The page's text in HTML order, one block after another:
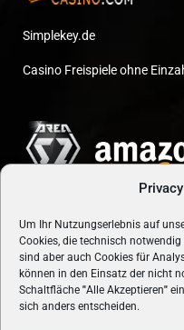
Um Ihr Nutzungserlebnis auf
Cookies, die technisch
sind aber auch Cookies für
können in den Einsatz der nicht
Schaltfläche "Alle Akzeptieren"
sich anders entscheiden.
Simplekey.de
Casino Freispiele ohne